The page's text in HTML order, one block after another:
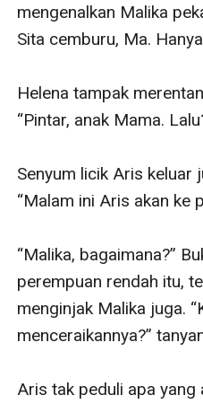
mengenalkan Malika
Sita cemburu, Ma. Hanya
Helena tampak
“Pintar, anak Mama.
Senyum licik Aris keluar
“Malam ini Aris akan ke
“Malika, bagaimana?”
perempuan rendah itu,
menginjak Malika juga.
menceraikannya?”
Aris tak peduli apa yang